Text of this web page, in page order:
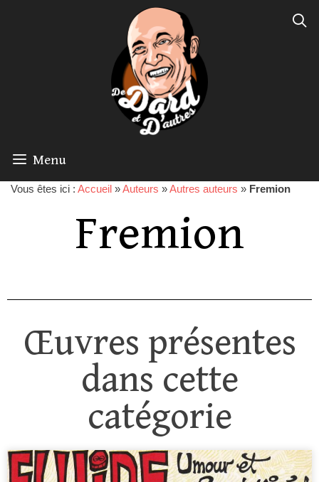
Menu
Vous êtes ici : Accueil »Auteurs »Autres auteurs » Fremion
Fremion
Œuvres présentes
dans cette
catégorie